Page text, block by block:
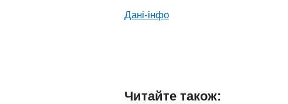
Дані-інфо
Читайте також: